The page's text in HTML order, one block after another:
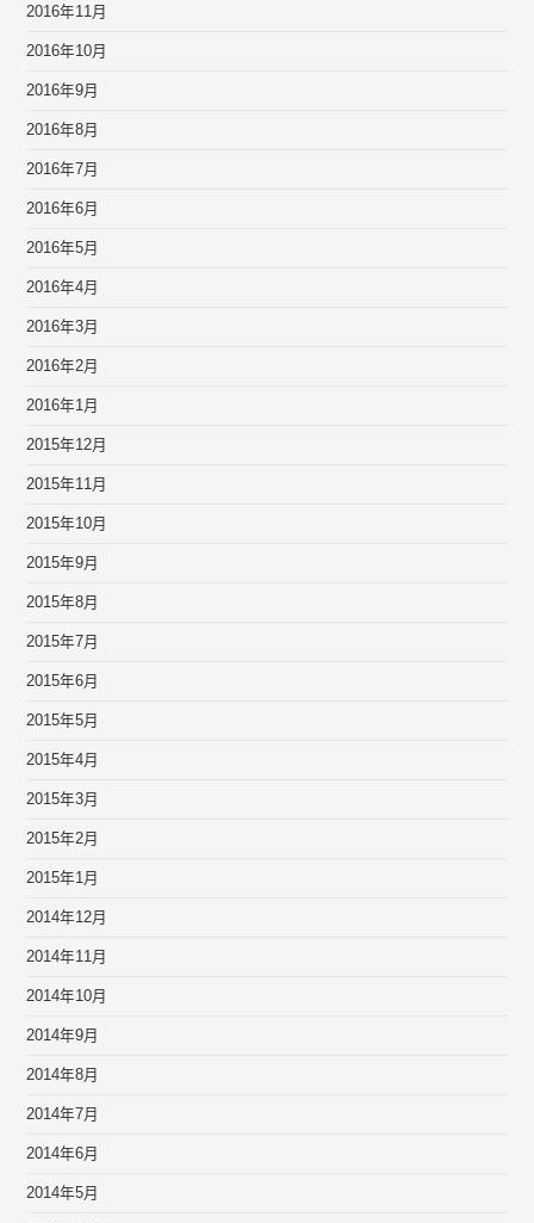
2016年11月
2016年10月
2016年9月
2016年8月
2016年7月
2016年6月
2016年5月
2016年4月
2016年3月
2016年2月
2016年1月
2015年12月
2015年11月
2015年10月
2015年9月
2015年8月
2015年7月
2015年6月
2015年5月
2015年4月
2015年3月
2015年2月
2015年1月
2014年12月
2014年11月
2014年10月
2014年9月
2014年8月
2014年7月
2014年6月
2014年5月